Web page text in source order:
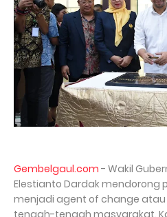
Gembelgaul.com - Wakil
Elestianto Dardak mendorong
menjadi agent of change
tengah-tengah masyarakat.